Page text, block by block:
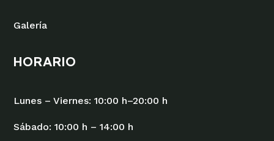
Galería
HORARIO
Lunes – Viernes: 10:00 h–20:00 h
Sábado: 10:00 h – 14:00 h